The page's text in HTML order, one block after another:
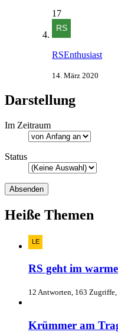
17
RSEnthusiast
14. März 2020
Darstellung
Im Zeitraum
Status
Heiße Themen
RS geht im
12 Antworten, 163 Zugriffe,
Krümmer am